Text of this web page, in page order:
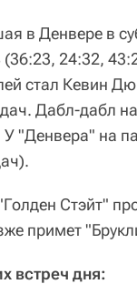
в Денвере в
(36:23, 24:32,
стал Кевин
Дабл-дабл
"Денвера" на
Стэйт"
примет
встреч дня: